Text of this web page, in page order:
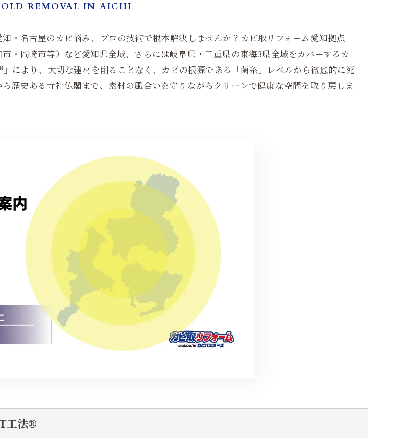
REMOVAL IN AICHI
・名古屋のカビ悩み、プロの技術で根本解決しませんか？カビ取リフォーム愛知拠点
・岡崎市等）など愛知県全域、さらには岐阜県・三重県の東海3県全域をカバーするカ
により、大切な建材を削ることなく、カビの根源である「菌糸」レベルから徹底的に死
歴史ある寺社仏閣まで、素材の風合いを守りながらクリーンで健康な空間を取り戻しま
工法®